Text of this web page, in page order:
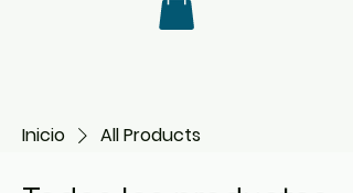
Inicio All Products